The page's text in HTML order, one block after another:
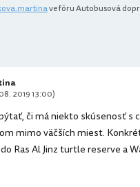
ve fóru Autobusová
či má niekto skúsenosť s
mimo väčších miest.
Ras Al Jinz turtle reserve a
2019 13:00)